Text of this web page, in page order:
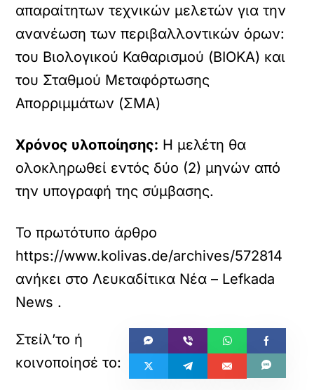
απαραίτητων τεχνικών μελετών για την
ανανέωση των περιβαλλοντικών όρων:
του Βιολογικού Καθαρισμού (ΒΙΟΚΑ) και
του Σταθμού Μεταφόρτωσης
Απορριμμάτων (ΣΜΑ)
Χρόνος υλοποίησης: Η μελέτη θα
ολοκληρωθεί εντός δύο (2) μηνών από
την υπογραφή της σύμβασης.
Το πρωτότυπο άρθρο
https://www.kolivas.de/archives/572814
ανήκει στοΛευκαδίτικα Νέα – Lefkada
News .